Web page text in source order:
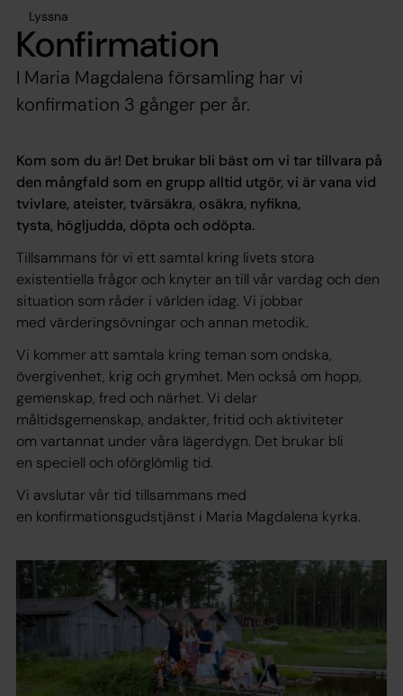
Lyssna
Konfirmation
I Maria Magdalena församling har vi
konfirmation 3 gånger per år.
Kom som du är! Det brukar bli bäst om vi tar tillvara på
den mångfald som en grupp alltid utgör, vi är vana vid
tvivlare, ateister, tvärsäkra, osäkra, nyfikna,
tysta, högljudda, döpta och odöpta.
Tillsammans för vi ett samtal kring livets stora
existentiella frågor och knyter an till vår vardag och den
situation som råder i världen idag. Vi jobbar
med värderingsövningar och annan metodik.
Vi kommer att samtala kring teman som ondska,
övergivenhet, krig och grymhet. Men också om hopp,
gemenskap, fred och närhet. Vi delar
måltidsgemenskap, andakter, fritid och aktiviteter
om vartannat under våra lägerdygn. Det brukar bli
en speciell och oförglömlig tid.
Vi avslutar vår tid tillsammans med
en konfirmationsgudstjänst i Maria Magdalena kyrka.